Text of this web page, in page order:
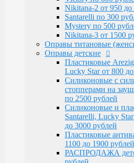
Santarelli, Lucky Star
до 3000 рублей
Пластиковые
1100 до 1900 рублей
РАСПРОДАЖА
Металлические
рублей
Оправы под линзы с
1200 рублей
Футляры до 400 рублей
Футляры по 600 рублей
Футляры по 550 рублей
Футляры для
Детские от 400 рублей
Распродажа
Nikitana-2 от 950 до
Santarelli по 300
Mystery по 500
Nikitana-3 от 1500
Оправы титановые
Оправы детские
Пластиковые
Lucky Star от 800
Силиконовые с
стопперами на
по 2500 рублей
Силиконовые и
Santarelli, Lucky
до 3000 рублей
Пластиковые
1100 до 1900 рублей
РАСПРОДАЖА